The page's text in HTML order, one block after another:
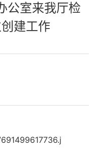
公室来我厅检
建工作